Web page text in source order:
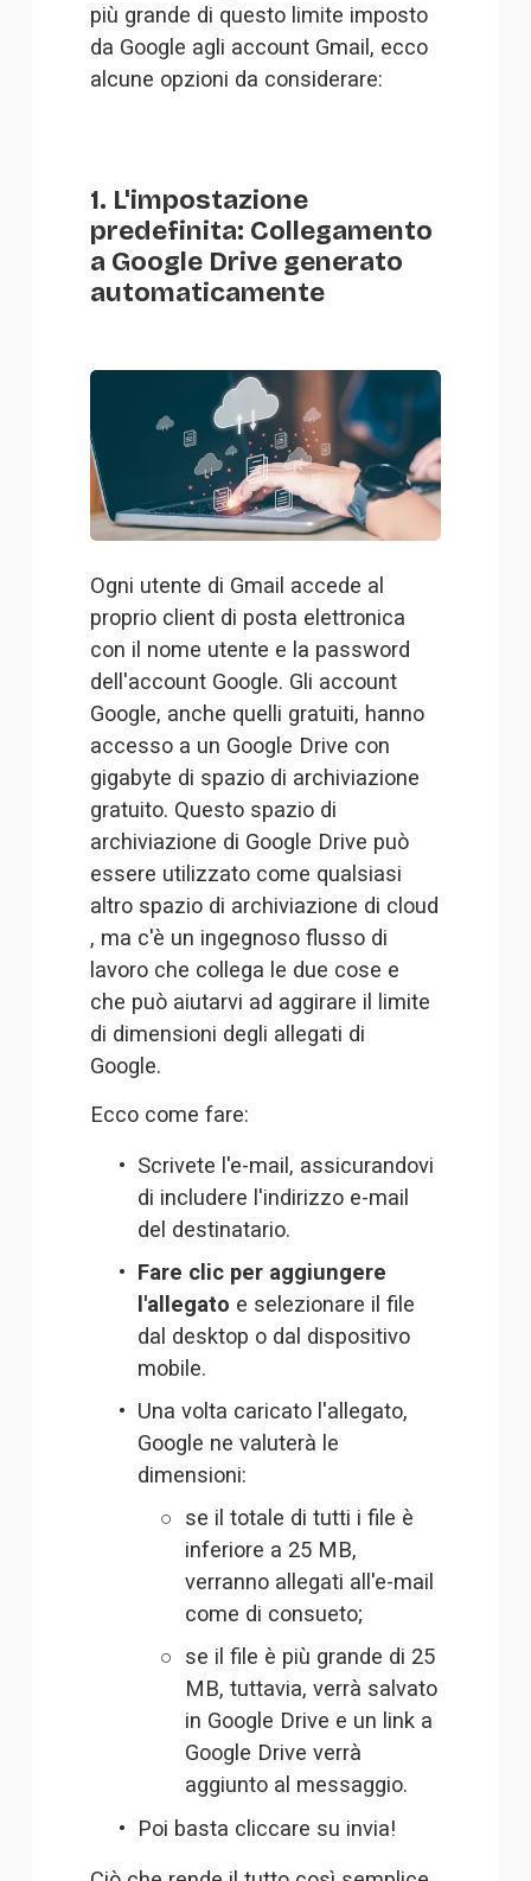
più grande di questo limite imposto
da Google agli account Gmail, ecco
alcune opzioni da considerare:
1. L'impostazione
predefinita: Collegamento
a Google Drive generato
automaticamente
Ogni utente di Gmail accede al
proprio client di posta elettronica
con il nome utente e la password
dell'account Google. Gli account
Google, anche quelli gratuiti, hanno
accesso a un Google Drive con
gigabyte di spazio di archiviazione
gratuito. Questo spazio di
archiviazione di Google Drive può
essere utilizzato come qualsiasi
altro spazio di archiviazione di cloud
, ma c'è un ingegnoso flusso di
lavoro che collega le due cose e
che può aiutarvi ad aggirare il limite
di dimensioni degli allegati di
Google.
Ecco come fare:
Scrivete l'e-mail, assicurandovi
di includere l'indirizzo e-mail
del destinatario.
Fare clic per aggiungere
l'allegato e selezionare il file
dal desktop o dal dispositivo
mobile.
Una volta caricato l'allegato,
Google ne valuterà le
dimensioni:
se il totale di tutti i file è
inferiore a 25 MB,
verranno allegati all'e-mail
come di consueto;
se il file è più grande di 25
MB, tuttavia, verrà salvato
in Google Drive e un link a
Google Drive verrà
aggiunto al messaggio.
Poi basta cliccare su invia!